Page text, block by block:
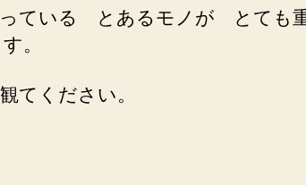
っている とあるモノが とても
。
てください。